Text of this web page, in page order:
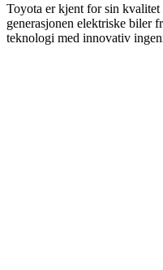
Toyota er kjent for sin
generasjonen elektriske biler
teknologi med innovativ